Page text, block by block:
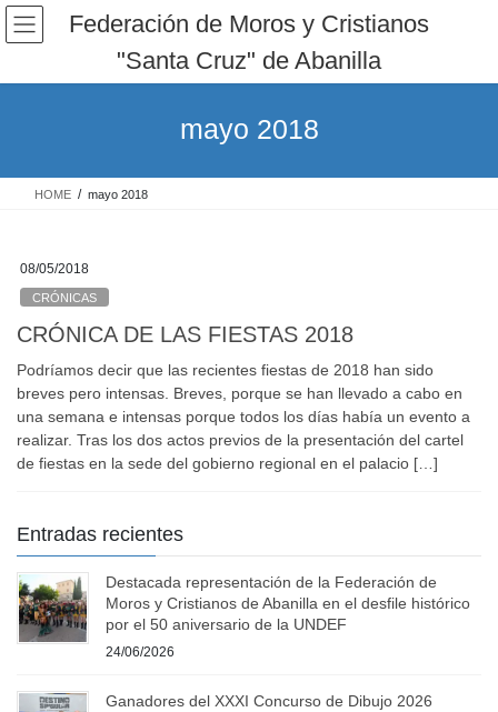
Saltar
Saltar
navegación
Federación de Moros y Cristianos
"Santa Cruz" de Abanilla
mayo 2018
HOME mayo 2018
08/05/2018
CRÓNICAS
CRÓNICA DE LAS FIESTAS 2018
Podríamos decir que las recientes fiestas de 2018 han sido
breves pero intensas. Breves, porque se han llevado a cabo en
una semana e intensas porque todos los días había un evento a
realizar. Tras los dos actos previos de la presentación del cartel
de fiestas en la sede del gobierno regional en el palacio […]
Entradas recientes
Destacada representación de la Federación de
Moros y Cristianos de Abanilla en el desfile histórico
por el 50 aniversario de la UNDEF
24/06/2026
Ganadores del XXXI Concurso de Dibujo 2026